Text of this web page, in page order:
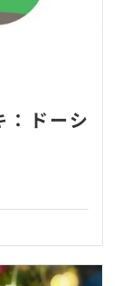
：ドーシ